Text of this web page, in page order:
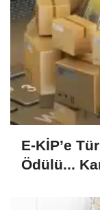
E-KİP’e
Ödülü...